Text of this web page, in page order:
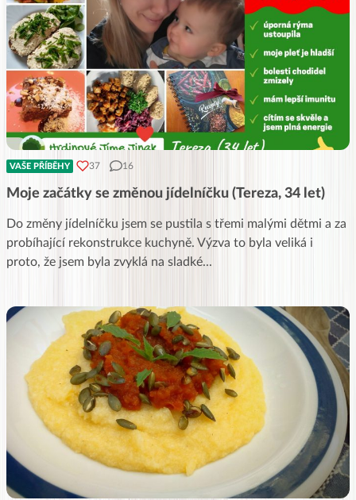
VAŠE PŘÍBĚHY 37 16
Moje začátky se změnou jídelníčku (Tereza, 34 let)
Do změny jídelníčku jsem se pustila s třemi malými dětmi a za
probíhající rekonstrukce kuchyně. Výzva to byla veliká i
proto, že jsem byla zvyklá na sladké...